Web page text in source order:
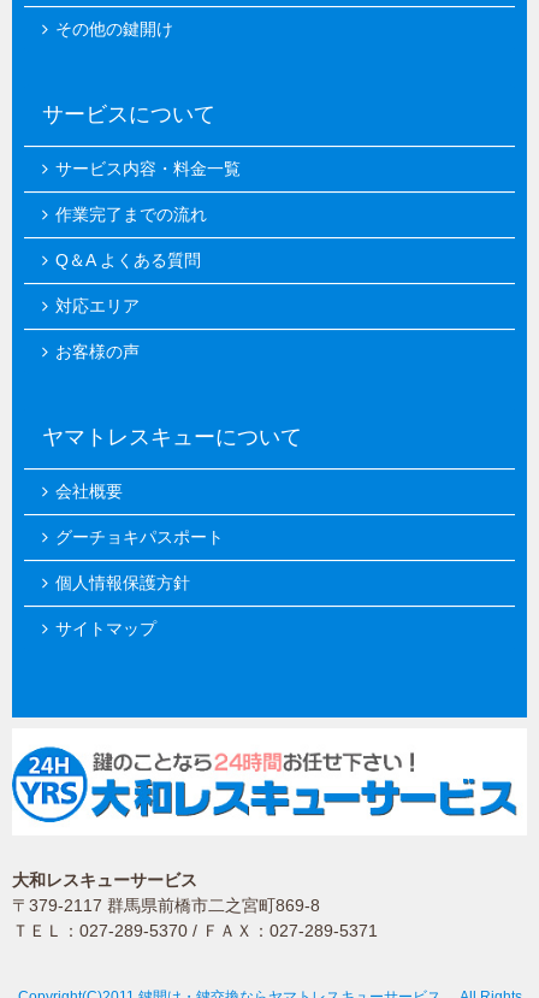
その他の鍵開け
サービスについて
サービス内容・料金一覧
作業完了までの流れ
Q＆A よくある質問
対応エリア
お客様の声
ヤマトレスキューについて
会社概要
グーチョキパスポート
個人情報保護方針
サイトマップ
大和レスキューサービス
〒379-2117 群馬県前橋市二之宮町869-8
ＴＥＬ：027-289-5370 / ＦＡＸ：027-289-5371